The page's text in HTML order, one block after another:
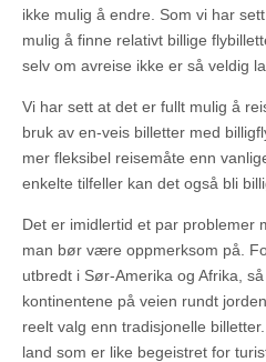
ikke mulig å endre. Som vi har
mulig å finne relativt billige
selv om avreise ikke er så veldig
Vi har sett at det er fullt mulig å
bruk av en-veis billetter med
mer fleksibel reisemåte enn
enkelte tilfeller kan det også bli
Det er imidlertid et par problemer
man bør være oppmerksom på.
utbredt i Sør-Amerika og Afrika,
kontinentene på veien rundt
reelt valg enn tradisjonelle
land som er like begeistret for